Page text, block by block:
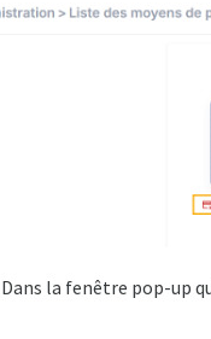
Dans la fenêtre pop-up